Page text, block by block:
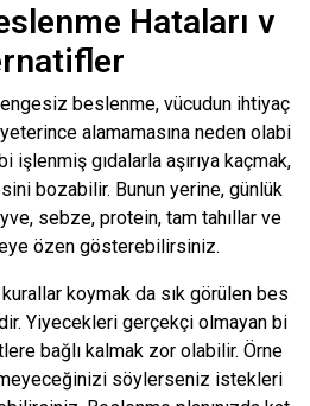
Hataları v
beslenme, vücudun ihtiyaç
alamamasına neden olabi
gıdalarla aşırıya kaçmak,
bozabilir. Bunun yerine, günlük
sebze, protein, tam tahıllar ve
özen gösterebilirsiniz.
koymak da sık görülen bes
Yiyecekleri gerçekçi olmayan bi
bağlı kalmak zor olabilir. Örne
söylerseniz istekleri